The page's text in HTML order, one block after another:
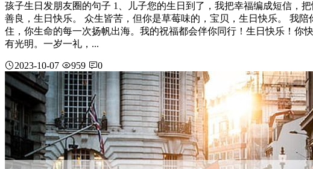
孩子生日发朋友圈的句子 1、儿子您的生日到了，我把幸福编成短信，
善良，生日快乐。 众生皆苦，但你是草莓味的，宝贝，生日快乐。 我
住，你生命的每一次扬帆出海。我的祝福都会伴你同行！生日快乐！你
有光明。一岁一礼，...
2023-10-07 959 0